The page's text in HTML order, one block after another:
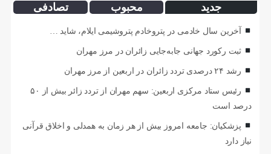
جدید محبوب تصادفی
آخرین سال خادمی در پتروخادم پتروشیمی ایلام، شاید …
ثبت رکورد جهانی جابه‌جایی زائران در مرز مهران
رشد ۲۴ درصدی تردد زائران در اربعین از مرز مهران
رئیس ستاد مرکزی اربعین: سهم مهران از تردد زائر بیش از ۵۰
درصد است
پزشکیان: جامعه امروز بیش از هر زمان به همدلی و اخلاق قرآنی
نیاز دارد